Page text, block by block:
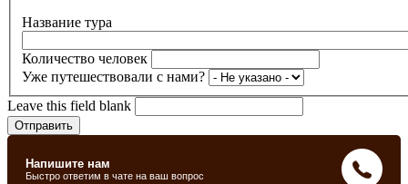
Название тура
Количество человек
Уже путешествовали с нами?
Leave this field blank